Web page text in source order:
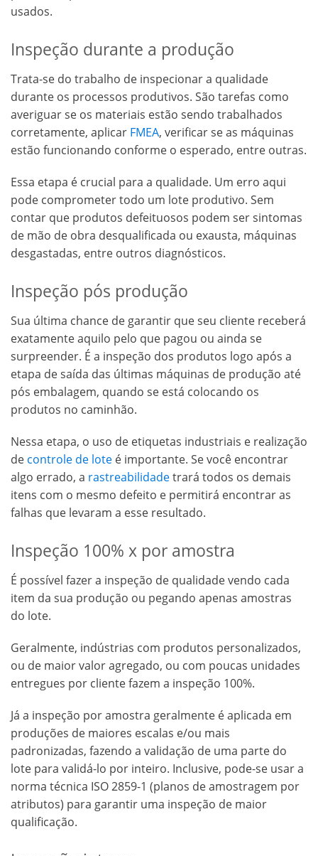
usados.
Inspeção durante a produção
Trata-se do trabalho de inspecionar a qualidade
durante os processos produtivos. São tarefas como
averiguar se os materiais estão sendo trabalhados
corretamente, aplicar FMEA, verificar se as máquinas
estão funcionando conforme o esperado, entre outras.
Essa etapa é crucial para a qualidade. Um erro aqui
pode comprometer todo um lote produtivo. Sem
contar que produtos defeituosos podem ser sintomas
de mão de obra desqualificada ou exausta, máquinas
desgastadas, entre outros diagnósticos.
Inspeção pós produção
Sua última chance de garantir que seu cliente receberá
exatamente aquilo pelo que pagou ou ainda se
surpreender. É a inspeção dos produtos logo após a
etapa de saída das últimas máquinas de produção até
pós embalagem, quando se está colocando os
produtos no caminhão.
Nessa etapa, o uso de etiquetas industriais e realização
de controle de lote é importante. Se você encontrar
algo errado, a rastreabilidadetrará todos os demais
itens com o mesmo defeito e permitirá encontrar as
falhas que levaram a esse resultado.
Inspeção 100% x por amostra
É possível fazer a inspeção de qualidade vendo cada
item da sua produção ou pegando apenas amostras
do lote.
Geralmente, indústrias com produtos personalizados,
ou de maior valor agregado, ou com poucas unidades
entregues por cliente fazem a inspeção 100%.
Já a inspeção por amostra geralmente é aplicada em
produções de maiores escalas e/ou mais
padronizadas, fazendo a validação de uma parte do
lote para validá-lo por inteiro. Inclusive, pode-se usar a
norma técnica ISO 2859-1 (planos de amostragem por
atributos) para garantir uma inspeção de maior
qualificação.